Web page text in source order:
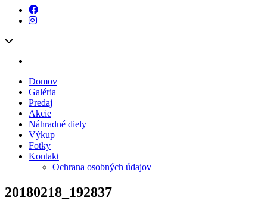
Domov
Galéria
Predaj
Akcie
Náhradné diely
Výkup
Fotky
Kontakt
Ochrana osobných údajov
20180218_192837